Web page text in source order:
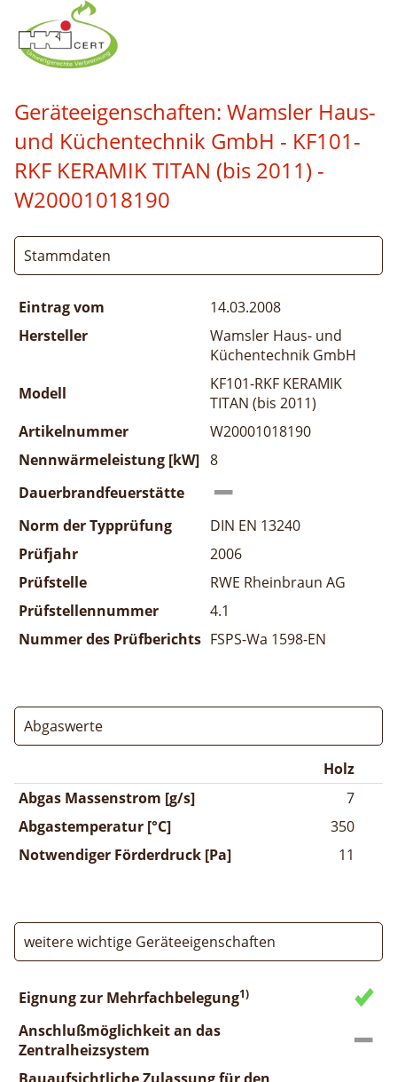
Geräteeigenschaften: Wamsler Haus-
und Küchentechnik GmbH - KF101-
RKF KERAMIK TITAN (bis 2011) -
W20001018190
Stammdaten
Eintrag vom
14.03.2008
Hersteller
Wamsler Haus- und
Küchentechnik GmbH
Modell
KF101-RKF KERAMIK
TITAN (bis 2011)
Artikelnummer
W20001018190
Nennwärmeleistung [kW] 8
Dauerbrandfeuerstätte
Norm der Typprüfung
DIN EN 13240
Prüfjahr
2006
Prüfstelle
RWE Rheinbraun AG
Prüfstellennummer
4.1
Nummer des Prüfberichts FSPS-Wa 1598-EN
Abgaswerte
Holz
Abgas Massenstrom [g/s]
7
Abgastemperatur [°C]
350
Notwendiger Förderdruck [Pa]
11
weitere wichtige Geräteeigenschaften
Eignung zur Mehrfachbelegung1)
Anschlußmöglichkeit an das
Zentralheizsystem